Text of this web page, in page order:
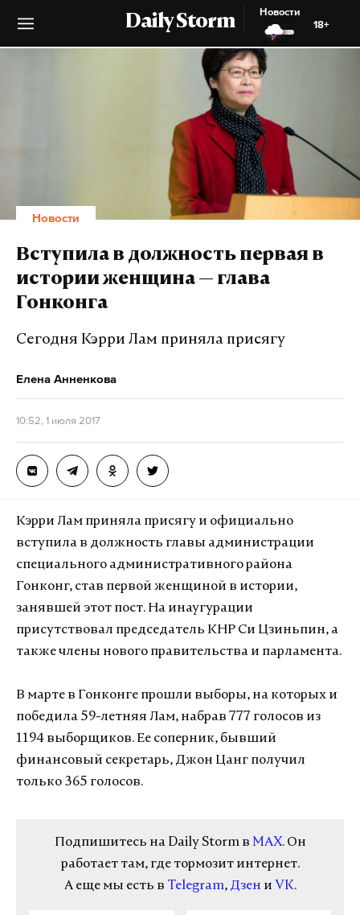
Daily Storm
Новости
18+
Новости
Вступила в должность первая в
истории женщина — глава
Гонконга
Сегодня Кэрри Лам приняла присягу
Елена Анненкова
10:52, 1 июля 2017
Кэрри Лам приняла присягу и официально
вступила в должность главы администрации
специального административного района
Гонконг, став первой женщиной в истории,
занявшей этот пост. На инаугурации
присутствовал председатель КНР Си Цзиньпин, а
также члены нового правительства и парламента.
В марте в Гонконге прошли выборы, на которых и
победила 59-летняя Лам, набрав 777 голосов из
1194 выборщиков. Ее соперник, бывший
финансовый секретарь, Джон Цанг получил
только 365 голосов.
Подпишитесь на Daily Storm в MAX. Он
работает там, где тормозит интернет.
А еще мы есть в Telegram, Дзен и VK.